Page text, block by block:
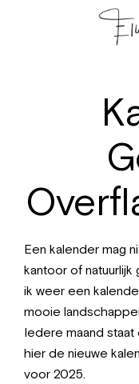
Een kalender mag
kantoor of
ik weer een
mooie
Iedere maand
hier de nieuwe
voor 2025.